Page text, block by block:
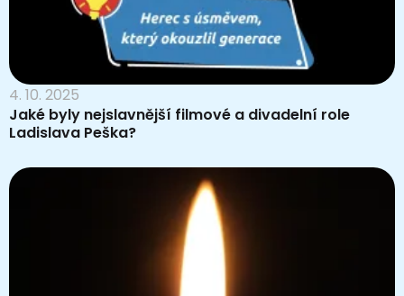
4. 10. 2025
Jaké byly nejslavnější filmové a divadelní role
Ladislava Peška?